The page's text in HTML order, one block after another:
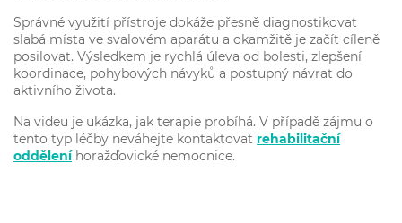
Správné využití přístroje dokáže přesně diagnostikovat
slabá místa ve svalovém aparátu a okamžitě je začít cíleně
posilovat. Výsledkem je rychlá úleva od bolesti, zlepšení
koordinace, pohybových návyků a postupný návrat do
aktivního života.
Na videu je ukázka, jak terapie probíhá. V případě zájmu o
tento typ léčby neváhejte kontaktovat rehabilitační
odděleníhoražďovické nemocnice.